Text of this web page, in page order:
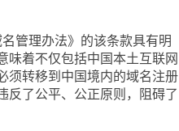
管理办法》的该条款具有明
味着不仅包括中国本土互联网
须转移到中国境内的域名注册
反了公平、公正原则，阻碍了